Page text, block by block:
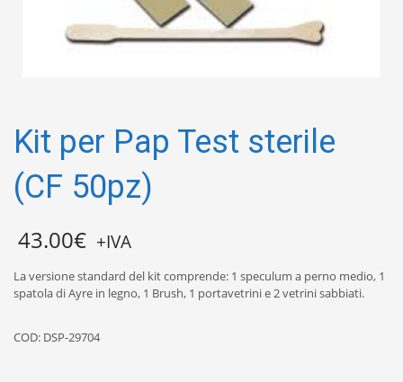
Kit per Pap Test sterile
(CF 50pz)
43.00€ +IVA
La versione standard del kit comprende: 1 speculum a perno medio, 1
spatola di Ayre in legno, 1 Brush, 1 portavetrini e 2 vetrini sabbiati.
COD: DSP-29704